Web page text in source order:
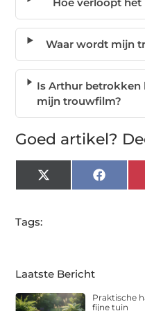
Waar wordt mijn
Is Arthur betrokken
mijn trouwfilm?
Goed artikel?
X
(Twitter)
Tags:
Laatste Bericht
Praktische
fijne tuin